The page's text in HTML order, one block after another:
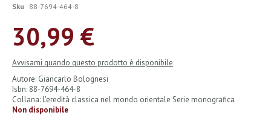
di
Sku 88-7694-464-8
30,99 €
Avvisami quando questo prodotto è disponibile
Autore: Giancarlo Bolognesi
Isbn: 88-7694-464-8
Collana: L'eredità classica nel mondo orientale Serie monografica
Non disponibile